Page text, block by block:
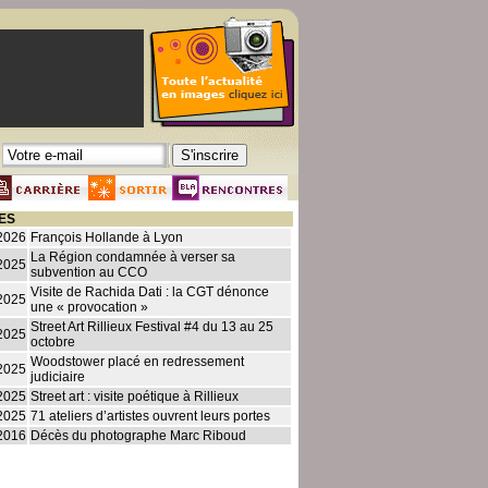
François Hollande à Lyon
La Région condamnée à verser sa
subvention au CCO
Visite de Rachida Dati : la CGT dénonce
une « provocation »
Street Art Rillieux Festival #4 du 13 au 25
octobre
Woodstower placé en redressement
judiciaire
Street art : visite poétique à Rillieux
71 ateliers d’artistes ouvrent leurs portes
Décès du photographe Marc Riboud